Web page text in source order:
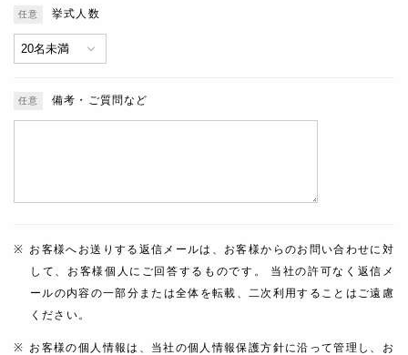
挙式人数
備考・ご質問など
お客様へお送りする返信メールは、お客様からのお問い合わせに対
して、お客様個人にご回答するものです。 当社の許可なく返信メ
ールの内容の一部分または全体を転載、二次利用することはご遠慮
ください。
お客様の個人情報は、当社の個人情報保護方針に沿って管理し、お